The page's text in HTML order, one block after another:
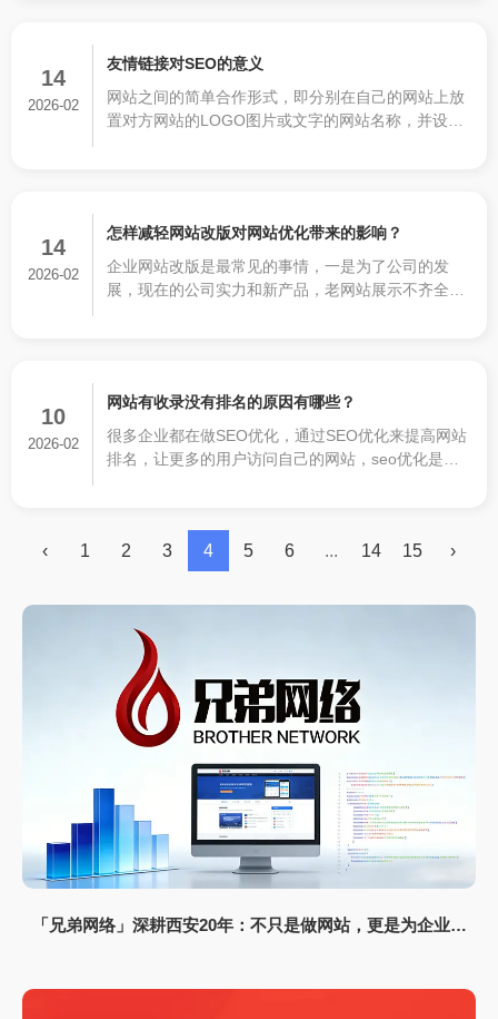
或缺。
14
2026-02
友情链接对SEO的意义
网站之间的简单合作形式，即分别在自己的网站上放
置对方网站的LOGO图片或文字的网站名称，并设置
14
2026-02
怎样减轻网站改版对网站优化带来的影响？
企业网站改版是最常见的事情，一是为了公司的发
展，现在的公司实力和新产品，老网站展示不齐全
10
2026-02
网站有收录没有排名的原因有哪些？
很多企业都在做SEO优化，通过SEO优化来提高网站
排名，让更多的用户访问自己的网站，seo优化是一
没什么效果，网站有收录但是没有排名的原因是什么
呢?今天我们一起来了解一下。
‹ 1 2 3 4 5 6 ... 14 15 ›
「兄弟网络」深耕西安20年：不只是做网站，更是为企业打